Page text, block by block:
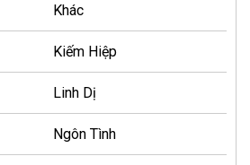
Khác
Kiếm Hiệp
Linh Dị
Ngôn Tình